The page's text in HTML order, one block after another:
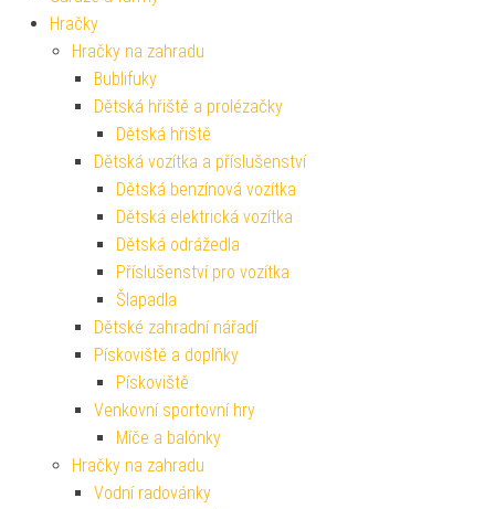
Hračky
Hračky na zahradu
Bublifuky
Dětská hřiště a prolézačky
Dětská hřiště
Dětská vozítka a příslušenství
Dětská benzínová vozítka
Dětská elektrická vozítka
Dětská odrážedla
Příslušenství pro vozítka
Šlapadla
Dětské zahradní nářadí
Pískoviště a doplňky
Pískoviště
Venkovní sportovní hry
Míče a balónky
Hračky na zahradu
Vodní radovánky